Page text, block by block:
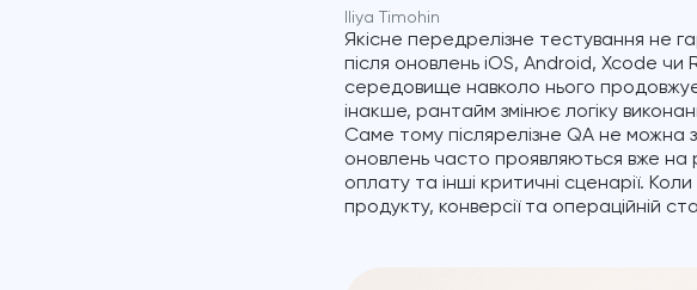
Iliya Timohin
Якісне передрелізне тестування не
після оновлень iOS, Android, Xcode чи
середовище навколо нього
інакше, рантайм змінює логіку
Саме тому післярелізне QA не можна
оновлень часто проявляються вже на
оплату та інші критичні сценарії.
продукту, конверсії та операційній